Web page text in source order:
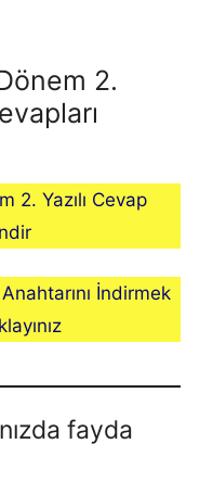
2.
2. Yazılı Cevap
Anahtarını İndirmek
fayda